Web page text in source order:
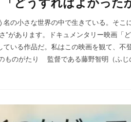
の小さな世界の中で生きている。そこ
”があります。ドキュメンタリー映画「
いる作品だ。私はこの映画を観て、不
ものがたり 監督である藤野智明（ふ